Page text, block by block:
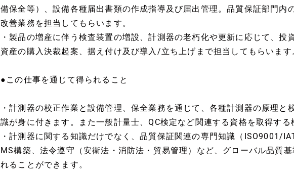
備保全等）、設備各種届出書類の作成指導及び届出管理。品質保証部門内
改善業務を担当してもらいます。
・製品の増産に伴う検査装置の増設、計測器の老朽化や更新に応じて、投
資産の購入決裁起案、据え付け及び導入/立ち上げまで担当してもらいます
●この仕事を通じて得られること
・計測器の校正作業と設備管理、保全業務を通じて、各種計測器の原理と
識が身に付きます。また一般計量士、QC検定など関連する資格を取得する
・計測器に関する知識だけでなく、品質保証関連の専門知識（ISO9001/
MS構築、法令遵守（安衛法・消防法・貿易管理）など、グローバル品質
れることができます。